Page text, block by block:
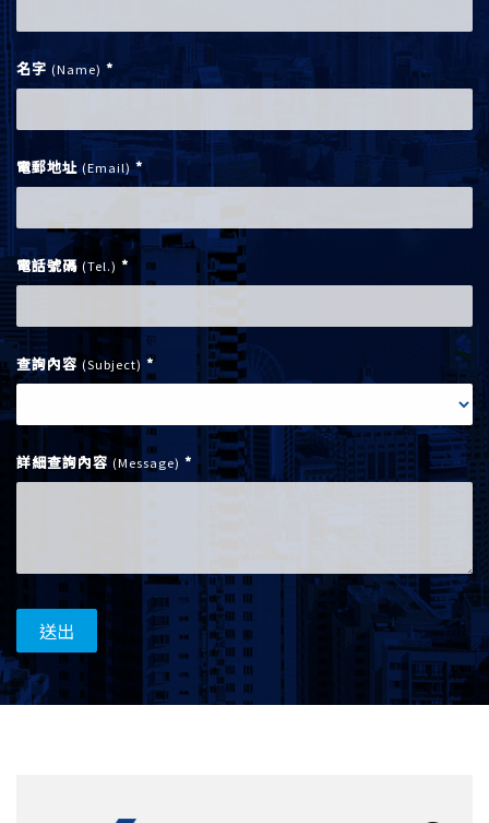
名字 (Name) *
電郵地址(Email)*
電話號碼 (Tel.) *
查詢內容 (Subject) *
詳細查詢內容 (Message) *
送出